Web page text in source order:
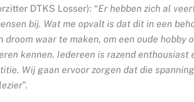
DTKS Losser): “Er hebben zich al
bij. Wat me opvalt is dat dit in een
droom waar te maken, om een oude hobby
kennen. Iedereen is razend
Wij gaan ervoor zorgen dat die
”.